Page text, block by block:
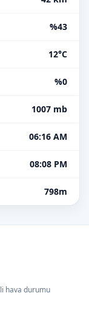
%43
12°C
%0
1007 mb
06:16 AM
08:08 PM
798m
hava durumu